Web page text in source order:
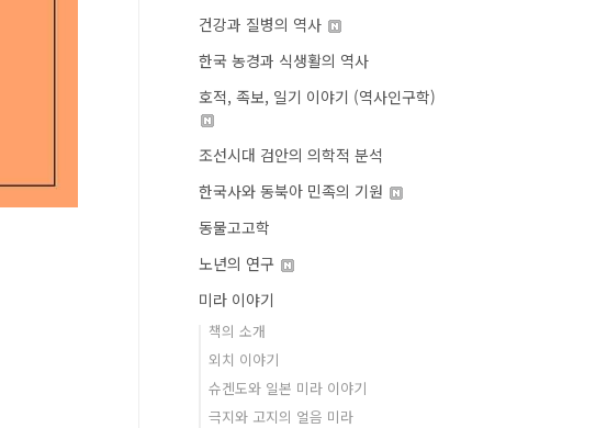
건강과 질병의 역사
한국 농경과 식생활의 역사
호적, 족보, 일기 이야기 (역사인구학)
조선시대 검안의 의학적 분석
한국사와 동북아 민족의 기원
동물고고학
노년의 연구
미라 이야기
책의 소개
외치 이야기
슈겐도와 일본 미라 이야기
극지와 고지의 얼음 미라